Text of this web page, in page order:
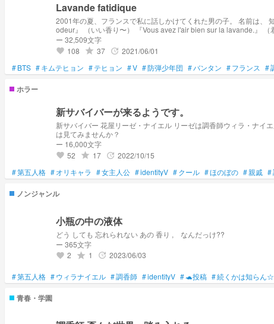
Lavande fatidique
2001年の夏、フランスで私に話しかけてくれた男の子。 名前は、 知らない。 彼に関して覚えているとは笑うと四角くなる口元と、歳が2歳上ということのみ。 なんせ20年も前の話。あっちは覚えてないだろうな。 『bonne
odeur』 （いい香り〜） 『Vous avez l'air bien sur la lavande.』 （君はラベンダーが似合うね。） 『Je veux faire du parfum avec toi quand je serai grande!』 （僕、大人になったら君と一緒に香水を作りたい！） 『C'est une
ー 32,509文字
favorite 108 grade 37 update 2021/06/01
#BTS #キムテヒョン #テヒョン #V #防弾少年団 #バンタン #フランス #
ホラー
新サバイバーが来るようです。
新サバイバー 花屋リーゼ・ナイエル リーゼは調香師ウィラ・ナイ
は見てみませんか？
ー 16,000文字
favorite 52 grade 17 update 2022/10/15
#第五人格 #オリキャラ #女主人公 #identityV #クール #ほのぼの #親戚 #
ノンジャンル
小瓶の中の液体
どう しても 忘れられない あの 香り , なんだっけ??
ー 365文字
favorite 2 grade 1 update 2023/06/03
#第五人格 #ウィラナイエル #調香師 #identityV #🐢投稿 #続くかは知らん☆
青春・学園